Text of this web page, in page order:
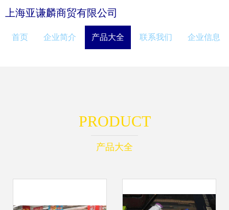
上海亚谦麟商贸有限公司
首页 企业简介 产品大全 联系我们 企业信息
PRODUCT
产品大全